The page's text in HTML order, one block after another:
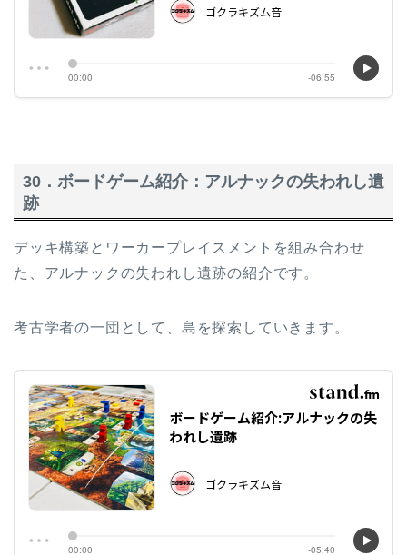
30．ボードゲーム紹介：アルナックの失われし遺
跡
デッキ構築とワーカープレイスメントを組み合わせ
た、アルナックの失われし遺跡の紹介です。
考古学者の一団として、島を探索していきます。